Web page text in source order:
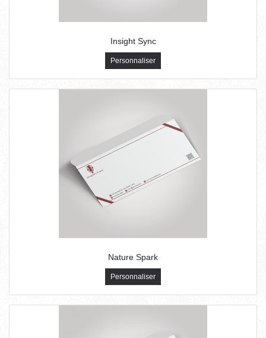
Insight Sync
Personnaliser
Nature Spark
Personnaliser